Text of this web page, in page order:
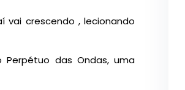
vai crescendo , lecionando
Perpétuo das Ondas, uma